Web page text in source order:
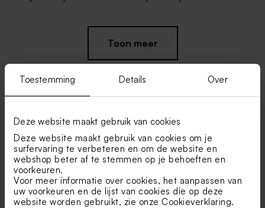
Toestemming Details Over
Deze website maakt gebruik van cookies
Deze website maakt gebruik van cookies om je
surfervaring te verbeteren en om de website en
webshop beter af te stemmen op je behoeften en
voorkeuren.
Voor meer informatie over cookies, het aanpassen van
uw voorkeuren en de lijst van cookies die op deze
website worden gebruikt, zie onze Cookieverklaring.
Droogbloemen |Lagurus
meloen
De Bock sugar choops
eucalyptus 750gr (± 195
stuks)
Toon meer
Vind je misschien ook leuk